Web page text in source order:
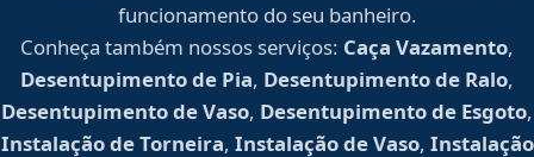
funcionamento do seu banheiro.
Conheça também nossos serviços: Caça Vazamento,
Desentupimento de Pia, Desentupimento de Ralo,
Desentupimento de Vaso, Desentupimento de Esgoto,
Instalação de Torneira, Instalação de Vaso, Instalação